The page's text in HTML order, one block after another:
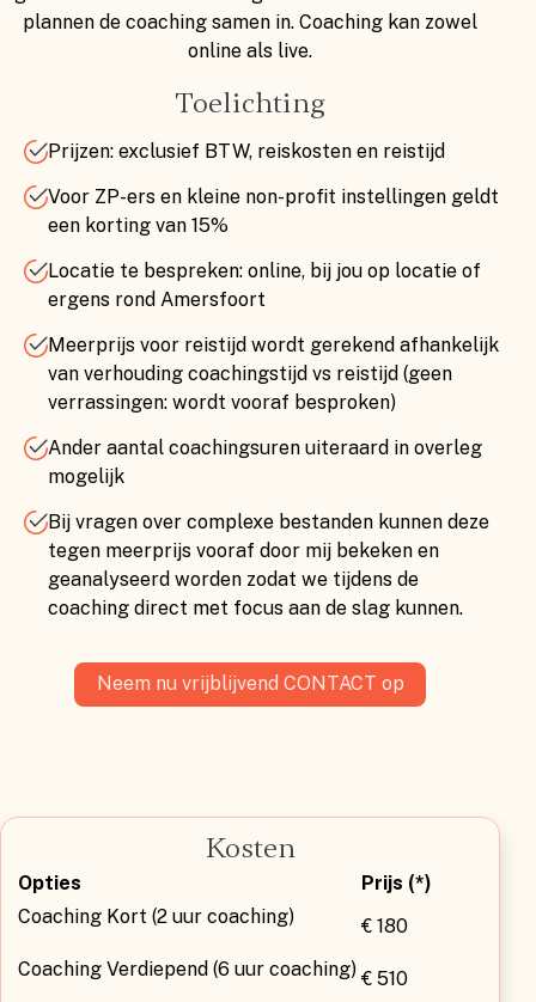
plannen de coaching samen in. Coaching kan zowel
online als live.
Toelichting
Prijzen: exclusief BTW, reiskosten en reistijd
Voor ZP-ers en kleine non-profit instellingen geldt
een korting van 15%
Locatie te bespreken: online, bij jou op locatie of
ergens rond Amersfoort
Meerprijs voor reistijd wordt gerekend afhankelijk
van verhouding coachingstijd vs reistijd (geen
verrassingen: wordt vooraf besproken)
Ander aantal coachingsuren uiteraard in overleg
mogelijk
Bij vragen over complexe bestanden kunnen deze
tegen meerprijs vooraf door mij bekeken en
geanalyseerd worden zodat we tijdens de
coaching direct met focus aan de slag kunnen.
Neem nu vrijblijvend CONTACT op
Kosten
Opties
Prijs (*)
Coaching Kort (2 uur coaching)
€ 180
Coaching Verdiepend (6 uur coaching) € 510